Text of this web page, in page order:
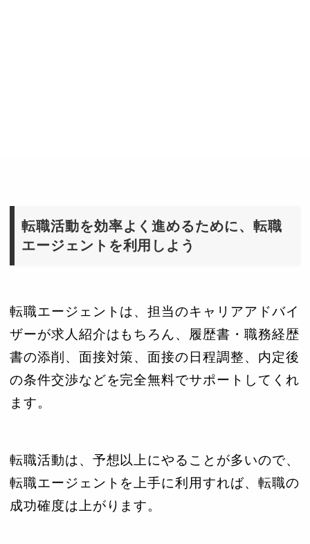
転職活動を効率よく進めるために、転職
エージェントを利用しよう
転職エージェントは、担当のキャリアアドバイ
ザーが求人紹介はもちろん、履歴書・職務経歴
書の添削、面接対策、面接の日程調整、内定後
の条件交渉などを完全無料でサポートしてくれ
ます。
転職活動は、予想以上にやることが多いので、
転職エージェントを上手に利用すれば、転職の
成功確度は上がります。